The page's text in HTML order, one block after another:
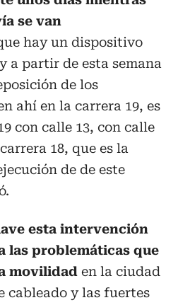
se van
hay un dispositivo
a partir de esta semana
de los
ahí en la carrera 19, es
con calle 13, con calle
18, que es la
de de este
esta intervención
las problemáticas que
movilidad en la ciudad
cableado y las fuertes